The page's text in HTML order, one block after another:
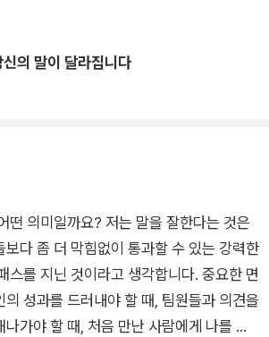
서 본인의 성과를 드러내야 할 때, 동료들
을 추진해나가야 할 때, 처음 만난 사람에
양한 상황에서 곧바로 적용할 수 있는 노
소개한다.
의 말이 달라집니다
떤 의미일까요? 저는 말을 잘한다는 것은
보다 좀 더 막힘없이 통과할 수 있는 강력한
스를 지닌 것이라고 생각합니다. 중요한 면
의 성과를 드러내야 할 때, 팀원들과 의견을
가야 할 때, 처음 만난 사람에게 나를 소